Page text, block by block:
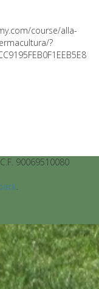
course/alla-
?
C.F. 90069510080
.